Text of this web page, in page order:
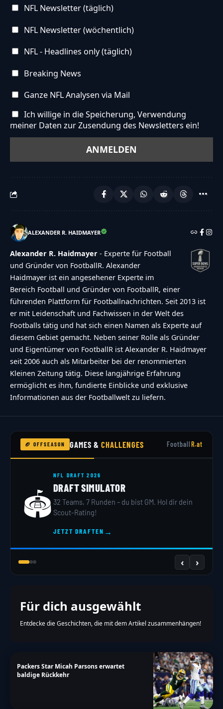
NFL Newsletter (täglich)
NFL Newsletter (wöchentlich)
NFL - Headlines only (täglich)
Breaking News
Ganze NFL Analysen via Mail
Ich willige in die Speicherung, Verwendung
meiner Daten zur Zusendung des Newsletters ein!
ALEXANDER R. HAIDMAYER
Alexander R. Haidmayer - Experte für Football
und Gründer von FootballR. Alexander
Haidmayer ist ein angesehener Experte im
Bereich Football und Gründer von FootballR, einer
führenden Plattform für Footballnachrichten. Seit 2013 ist
er mit Leidenschaft und Fachwissen in der Welt des
Footballs tätig und hat sich einen Namen als Experte auf
diesem Gebiet gemacht. Neben seiner Rolle als Gründer
und Eigentümer von FootballR ist Alexander R. Haidmayer
seit 2006 auch als Mitarbeiter bei der renommierten
Kleinen Zeitung tätig. Diese langjährige Erfahrung
ermöglicht es ihm, fundierte Einblicke und exklusive
Informationen aus der Footballwelt zu liefern.
🏈 OFFSEASON GAMES &CHALLENGES FootballR.at
🏟️
NFL DRAFT 2026
DRAFT SIMULATOR
32 Teams, 7 Runden – du bist GM. Hol dir dein
Scout-Rating!
JETZT DRAFTEN →
‹ ›
Für dich ausgewählt
Entdecke die Geschichten, die mit dem Artikel zusammenhängen!
Packers Star Micah Parsons erwartet
baldige Rückkehr